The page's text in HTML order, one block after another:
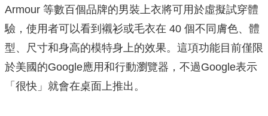
Armour 等數百個品牌的男裝上衣將可用於虛擬試穿體
驗，使用者可以看到襯衫或毛衣在 40 個不同膚色、體
型、尺寸和身高的模特身上的效果。這項功能目前僅限
於美國的Google應用和行動瀏覽器，不過Google表示
「很快」就會在桌面上推出。